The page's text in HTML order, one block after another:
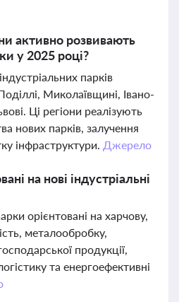
активно розвивають
у 2025 році?
парків
Миколаївщині, Івано-
Ці регіони реалізують
нових парків, залучення
інфраструктури. Джерело
на нові індустріальні
орієнтовані на харчову,
металообробку,
продукції,
та енергоефективні